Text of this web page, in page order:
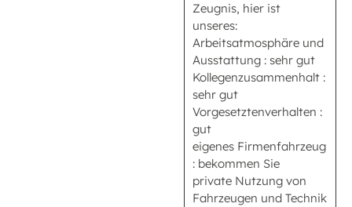
Zeugnis, hier ist
unseres:
Arbeitsatmosphäre und
Ausstattung : sehr gut
Kollegenzusammenhalt :
sehr gut
Vorgesetztenverhalten :
gut
eigenes Firmenfahrzeug
: bekommen Sie
private Nutzung von
Fahrzeugen und Technik